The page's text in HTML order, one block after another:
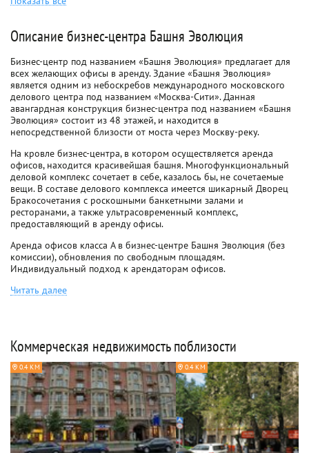
Описание бизнес-центра Башня Эволюция
Бизнес-центр под названием «Башня Эволюция» предлагает для
всех желающих офисы в аренду. Здание «Башня Эволюция»
является одним из небоскребов международного московского
делового центра под названием «Москва-Сити». Данная
авангардная конструкция бизнес-центра под названием «Башня
Эволюция» состоит из 48 этажей, и находится в
непосредственной близости от моста через Москву-реку.
На кровле бизнес-центра, в котором осуществляется аренда
офисов, находится красивейшая башня. Многофункциональный
деловой комплекс сочетает в себе, казалось бы, не сочетаемые
вещи. В составе делового комплекса имеется шикарный Дворец
Бракосочетания с роскошными банкетными залами и
ресторанами, а также ультрасовременный комплекс,
предоставляющий в аренду офисы.
Аренда офисов класса A в бизнес-центре Башня Эволюция (без
комиссии), обновления по свободным площадям.
Индивидуальный подход к арендаторам офисов.
Читать далее
Коммерческая недвижимость поблизости
0.4 КМ 0.4 КМ